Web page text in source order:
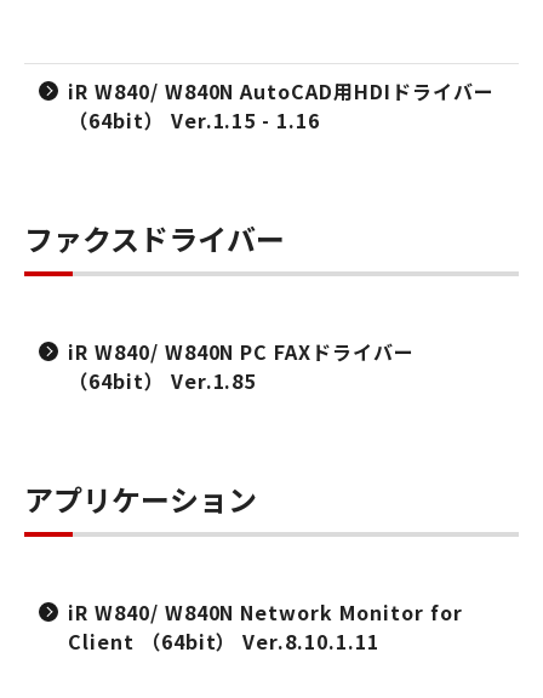
iR W840/ W840N AutoCAD用HDIドライバー
（64bit） Ver.1.15 - 1.16
ファクスドライバー
iR W840/ W840N PC FAXドライバー
（64bit） Ver.1.85
アプリケーション
iR W840/ W840N Network Monitor for
Client （64bit） Ver.8.10.1.11